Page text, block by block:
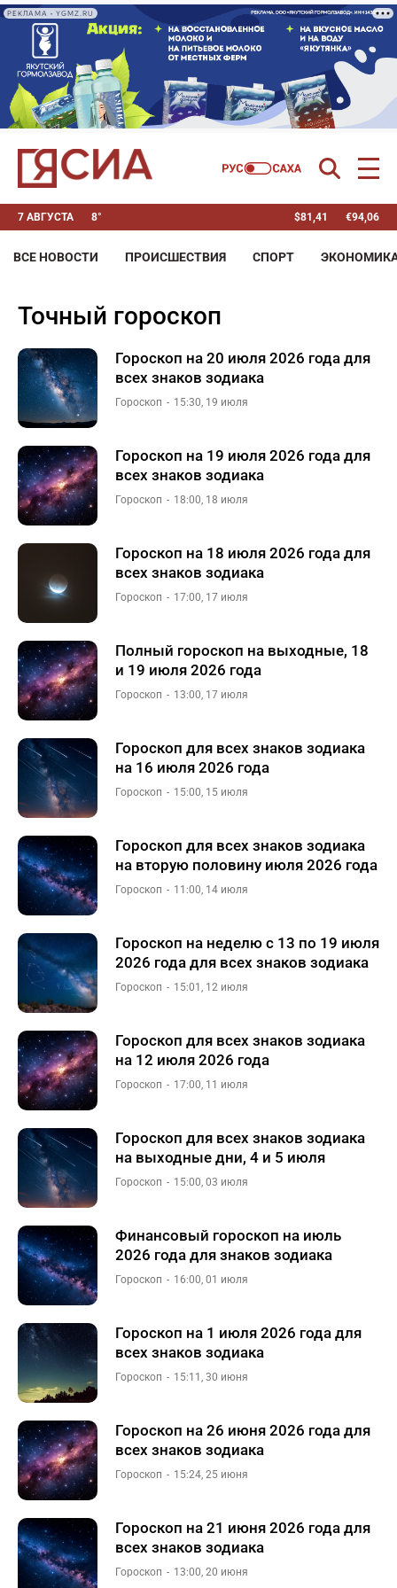
РЕКЛАМА • YGMZ.RU
7 АВГУСТА 8° $81,41 €94,06
ВСЕ НОВОСТИ ПРОИСШЕСТВИЯ СПОРТ
точный гороскоп
Гороскоп на 20 июля 2026 года для
всех знаков зодиака
Гороскоп 15:30, 19 июля
Гороскоп на 19 июля 2026 года для
всех знаков зодиака
Гороскоп 18:00, 18 июля
Гороскоп на 18 июля 2026 года для
всех знаков зодиака
Гороскоп 17:00, 17 июля
Полный гороскоп на выходные, 18
и 19 июля 2026 года
Гороскоп 13:00, 17 июля
Гороскоп для всех знаков зодиака
на 16 июля 2026 года
Гороскоп 15:00, 15 июля
Гороскоп для всех знаков зодиака
на вторую половину июля 2026 года
Гороскоп 11:00, 14 июля
Гороскоп на неделю с 13 по 19 июля
2026 года для всех знаков зодиака
Гороскоп 15:01, 12 июля
Гороскоп для всех знаков зодиака
на 12 июля 2026 года
Гороскоп 17:00, 11 июля
Гороскоп для всех знаков зодиака
на выходные дни, 4 и 5 июля
Гороскоп 15:00, 03 июля
Финансовый гороскоп на июль
2026 года для знаков зодиака
Гороскоп 16:00, 01 июля
Гороскоп на 1 июля 2026 года для
всех знаков зодиака
Гороскоп 15:11, 30 июня
Гороскоп на 26 июня 2026 года для
всех знаков зодиака
Гороскоп 15:24, 25 июня
Гороскоп на 21 июня 2026 года для
всех знаков зодиака
Гороскоп 13:00, 20 июня